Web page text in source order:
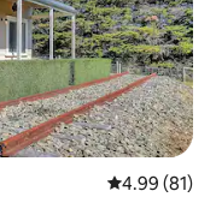
レビュー81
4.99 (81)